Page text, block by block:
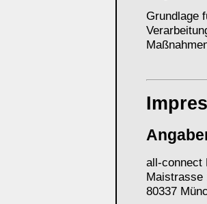
Grundlage
all-connect
Maistrasse
80337